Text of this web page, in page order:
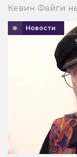
Кевин Файги
Новости